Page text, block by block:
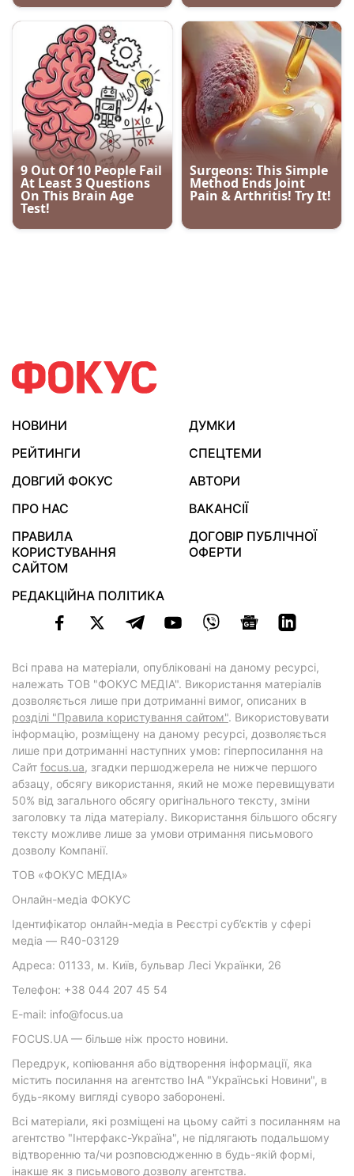
НОВИНИ
ДУМКИ
РЕЙТИНГИ
СПЕЦТЕМИ
ДОВГИЙ ФОКУС
АВТОРИ
ПРО НАС
ВАКАНСІЇ
ПРАВИЛА
КОРИСТУВАННЯ
САЙТОМ
ДОГОВІР ПУБЛІЧНОЇ
ОФЕРТИ
РЕДАКЦІЙНА ПОЛІТИКА
Всі права на матеріали, опубліковані на даному ресурсі,
належать ТОВ "ФОКУС МЕДІА". Використання матеріалів
дозволяється лише при дотриманні вимог, описаних в
розділі "Правила користування сайтом". Використовувати
інформацію, розміщену на даному ресурсі, дозволяється
лише при дотриманні наступних умов: гіперпосилання на
Cайт focus.ua, згадки першоджерела не нижче першого
абзацу, обсягу використання, який не може перевищувати
50% від загального обсягу оригінального тексту, зміни
заголовку та ліда матеріалу. Використання більшого обсягу
тексту можливе лише за умови отримання письмового
дозволу Компанії.
ТОВ «ФОКУС МЕДІА»
Онлайн-медіа ФОКУС
Ідентифікатор онлайн-медіа в Реєстрі суб’єктів у сфері
медіа — R40-03129
Адреса: 01133, м. Київ, бульвар Лесі Українки, 26
Телефон: +38 044 207 45 54
E-mail: info@focus.ua
FOCUS.UA — більше ніж просто новини.
Передрук, копіювання або відтворення інформації, яка
містить посилання на агентство ІнА "Українські Новини", в
будь-якому вигляді суворо заборонені.
Всі матеріали, які розміщені на цьому сайті з посиланням на
агентство "Інтерфакс-Україна", не підлягають подальшому
відтворенню та/чи розповсюдженню в будь-якій формі,
інакше як з письмового дозволу агентства.